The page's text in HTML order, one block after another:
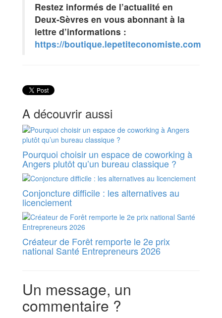
Restez informés de l’actualité en
Deux-Sèvres en vous abonnant à la
lettre d’informations :
https://boutique.lepetiteconomiste.com
A découvrir aussi
Pourquoi choisir un espace de coworking à
Angers plutôt qu’un bureau classique ?
Conjoncture difficile : les alternatives au
licenciement
Créateur de Forêt remporte le 2e prix
national Santé Entrepreneurs 2026
Un message, un
commentaire ?